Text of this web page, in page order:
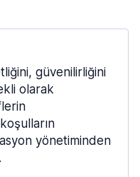
güvenilirliğini
olarak
koşulların
yönetiminden